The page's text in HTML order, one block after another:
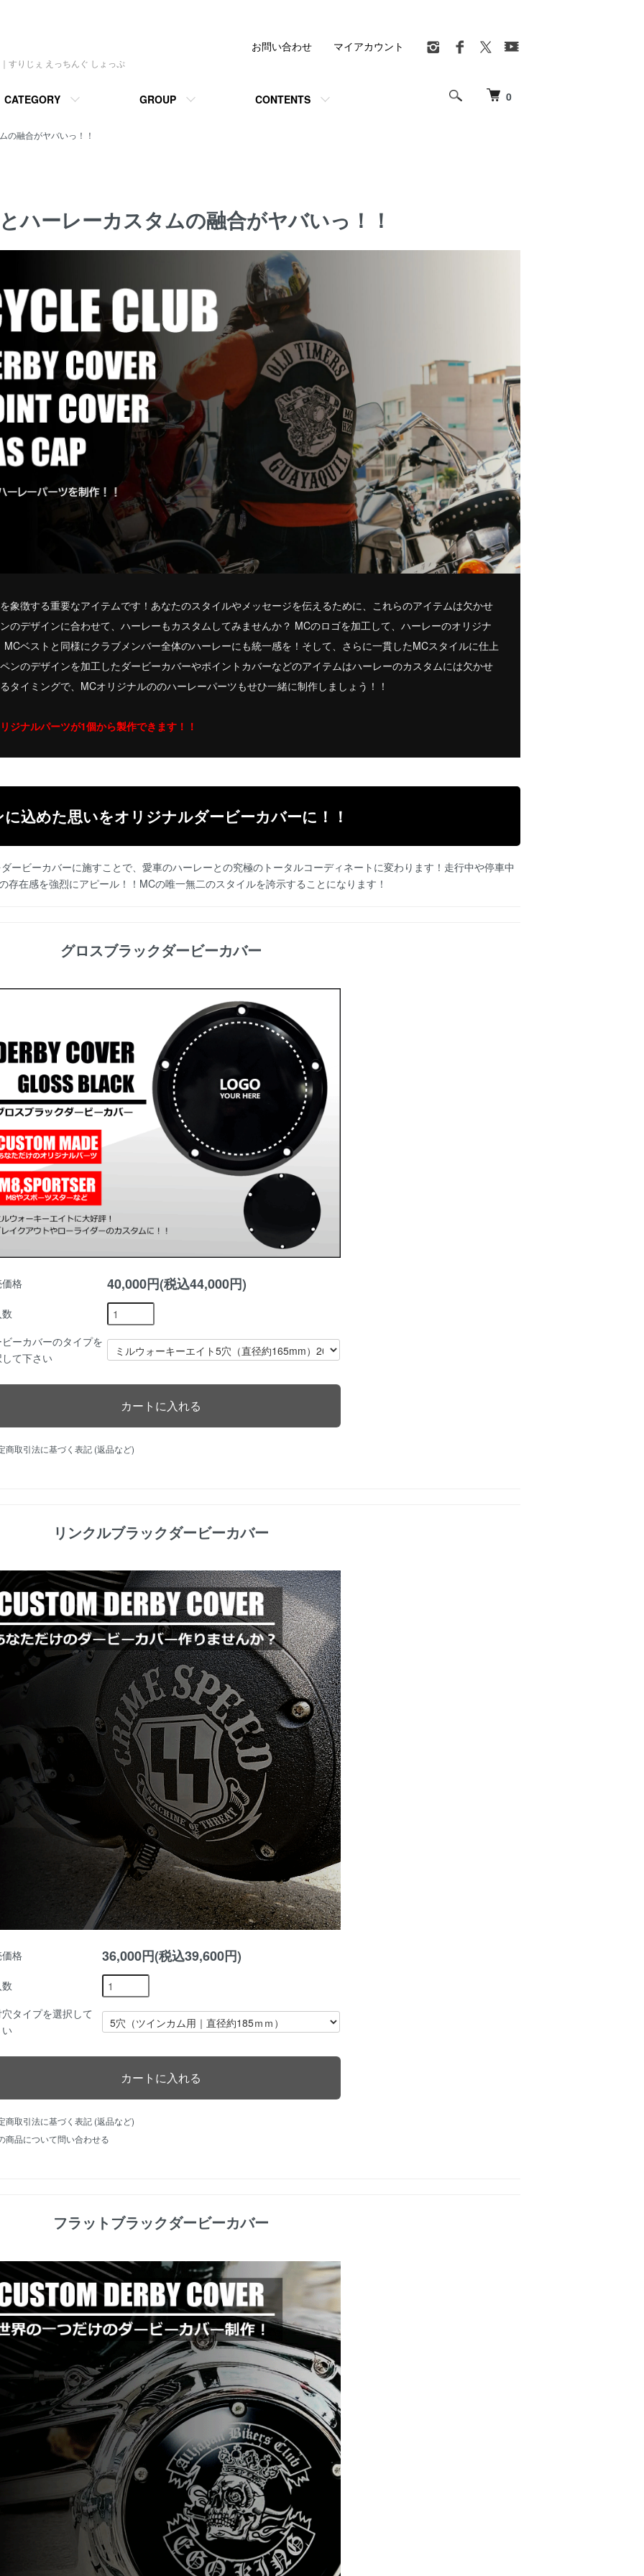
すりじぇ えっちんぐ しょっぷ
0
CATEGORY GROUP CONTENTS
お問い合わせ マイアカウント
の融合がヤバいっ！！
ハーレーカスタムの融合がヤバいっ！！
象徴する重要なアイテムです！あなたのスタイルやメッセージを伝えるために、これらのアイテムは欠かせ
のデザインに合わせて、ハーレーもカスタムしてみませんか？ MCのロゴを加工して、ハーレーのオリジナ
ベストと同様にクラブメンバー全体のハーレーにも統一感を！そして、さらに一貫したMCスタイルに仕上
ンのデザインを加工したダービーカバーやポイントカバーなどのアイテムはハーレーのカスタムには欠かせ
タイミングで、MCオリジナルののハーレーパーツもせひ一緒に制作しましょう！！
ジナルパーツが1個から製作できます！！
込めた思いをオリジナルダービーカバーに！！
ービーカバーに施すことで、愛車のハーレーとの究極のトータルコーディネートに変わります！走行中や停車中
在感を強烈にアピール！！MCの唯一無二のスタイルを誇示することになります！
グロスブラックダービーカバー
格 40,000円(税込44,000円)
ーカバーのタイプを
て下さい
商取引法に基づく表記 (返品など)
リンクルブラックダービーカバー
格 36,000円(税込39,600円)
タイプを選択して
商取引法に基づく表記 (返品など)
商品について問い合わせる
フラットブラックダービーカバー